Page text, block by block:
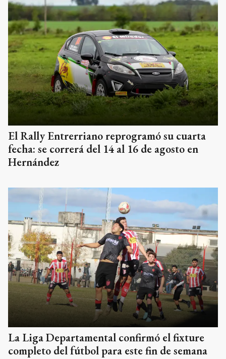
El Rally Entrerriano reprogramó su cuarta
fecha: se correrá del 14 al 16 de agosto en
Hernández
La Liga Departamental confirmó el fixture
completo del fútbol para este fin de semana